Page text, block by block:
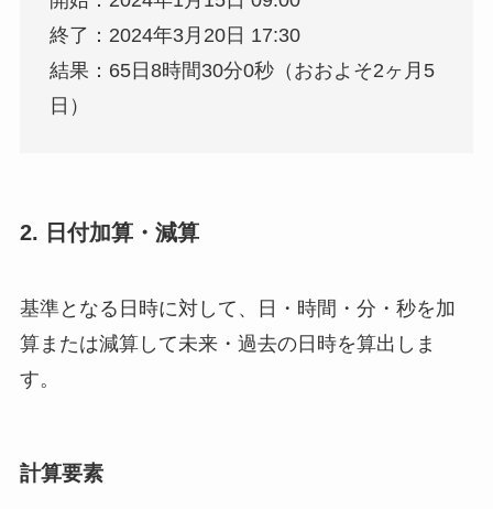
終了：2024年3月20日 17:30
結果：65日8時間30分0秒（おおよそ2ヶ月5
日）
2. 日付加算・減算
基準となる日時に対して、日・時間・分・秒を加
算または減算して未来・過去の日時を算出しま
す。
計算要素